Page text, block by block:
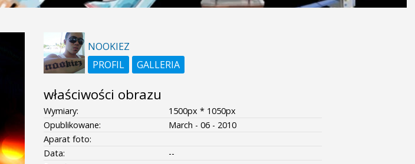
NOOKIEZ
PROFIL
GALLERIA
właściwości obrazu
Wymiary:
1500px * 1050px
Opublikowane:
March - 06 - 2010
Aparat foto:
Data:
--